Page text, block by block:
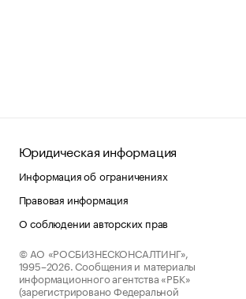
Юридическая информация
Информация об ограничениях
Правовая информация
О соблюдении авторских прав
© АО «РОСБИЗНЕСКОНСАЛТИНГ»,
1995–2026. Сообщения и материалы
информационного агентства «РБК»
(зарегистрировано Федеральной